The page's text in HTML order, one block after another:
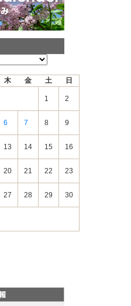
木 金 土 日
1 2
6 7 8 9
13 14 15 16
20 21 22 23
27 28 29 30